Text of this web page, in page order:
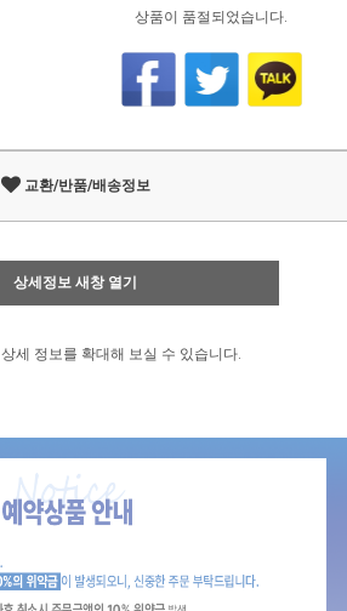
상품이 품절되었습니다.
교환/반품/배송정보
상세정보 새창 열기
상세 정보를 확대해 보실 수 있습니다.